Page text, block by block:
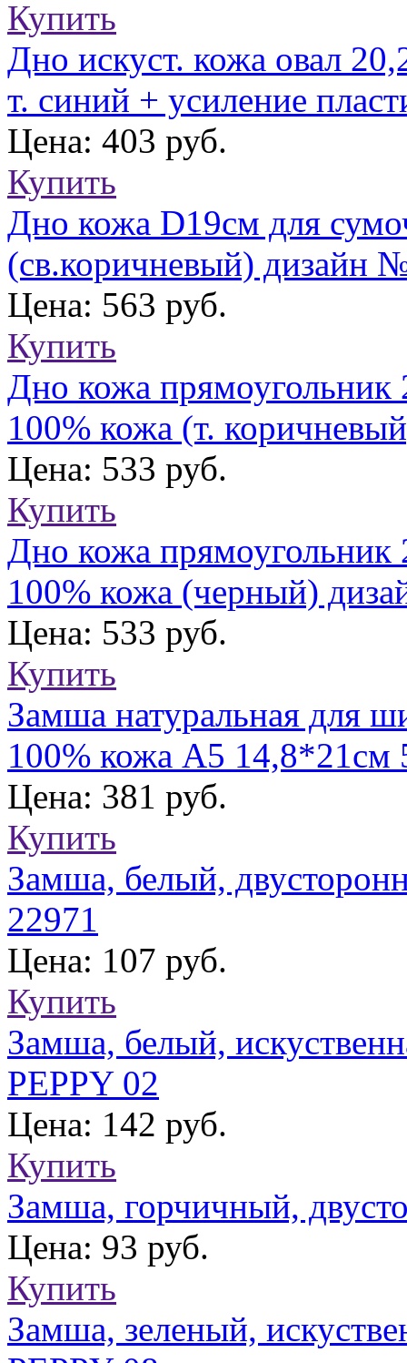
Купить
Дно искуст. кожа овал
т. синий + усиление
Цена: 403 руб.
Купить
Дно кожа D19см для
(св.коричневый) дизайн
Цена: 563 руб.
Купить
Дно кожа
100% кожа (т.
Цена: 533 руб.
Купить
Дно кожа
100% кожа (черный)
Цена: 533 руб.
Купить
Замша натуральная для
100% кожа А5 14,8*21см
Цена: 381 руб.
Купить
Замша, белый,
22971
Цена: 107 руб.
Купить
Замша, белый,
PEPPY 02
Цена: 142 руб.
Купить
Замша, горчичный,
Цена: 93 руб.
Купить
Замша, зеленый,